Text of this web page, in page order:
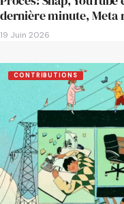
dernière minute, Meta
19 Juin 2026
CONTRIBUTIONS